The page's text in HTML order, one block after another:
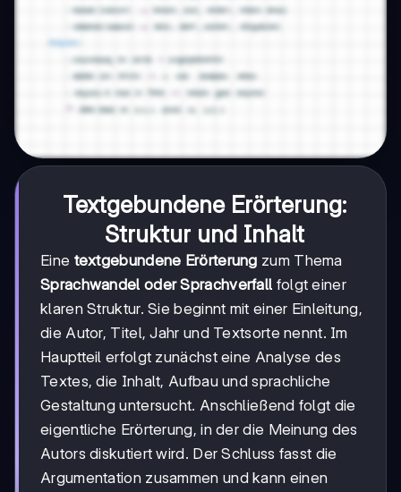
Textgebundene Erörterung:
Struktur und Inhalt
Eine textgebundene Erörterung zum Thema
Sprachwandel oder Sprachverfall folgt einer
klaren Struktur. Sie beginnt mit einer Einleitung,
die Autor, Titel, Jahr und Textsorte nennt. Im
Hauptteil erfolgt zunächst eine Analyse des
Textes, die Inhalt, Aufbau und sprachliche
Gestaltung untersucht. Anschließend folgt die
eigentliche Erörterung, in der die Meinung des
Autors diskutiert wird. Der Schluss fasst die
Argumentation zusammen und kann einen